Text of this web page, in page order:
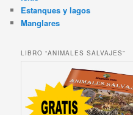
Estanques y lagos
Manglares
LIBRO “ANIMALES SALVAJES”